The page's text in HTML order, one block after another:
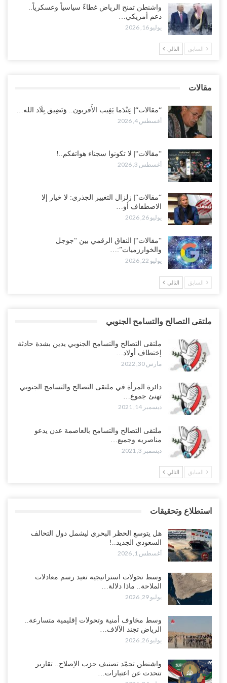
“تعز“| مع اقتراب إعادة الهيكلة السعودية.. سباق بين طارق والإصلاح
لإشعال حرب..!
أغسطس 2, 2026
أغسطس 2, 2026
واشنطن تمنح الرياض غطاءً سياسياً وعسكرياً..
دعم أمريكي…
يوليو 16, 2026
السابق التالي
مقالات
“مقالات“| عِنْدَما يَغِيب الأَقربون.. وَتَضِيق بِلَاد الله…
أغسطس 4, 2026
“مقالات“| لا تكونوا سجناء هواتفكم..!
أغسطس 3, 2026
“مقالات“| زلزال التغيير الجذري: لا خيار إلا
الاصطفاف أو…
يوليو 26, 2026
“مقالات“| النفاق الرقمي بين “جوجل
والخوارزميات”:…
يوليو 22, 2026
السابق التالي
ملتقى التصالح والتسامح الجنوبي
ملتقى التصالح والتسامح الجنوبي يدين بشدة حادثة
إختطاف أولاد…
مارس 30, 2022
دائرة المرأة في ملتقى التصالح والتسامح الجنوبي
تهنئ جموع…
ديسمبر 14, 2021
ملتقى التصالح والتسامح بالعاصمة عدن يدعو
مناصريه وجميع…
ديسمبر 3, 2021
السابق التالي
استطلاع وتحقيقات
هل يتوسع الحظر البحري ليشمل دول التحالف
السعودي الجديد..!
أغسطس 1, 2026
وسط تحولات استراتيجية تعيد رسم معادلات
الملاحة.. ماذا دلالة…
يوليو 29, 2026
وسط مخاوف أمنية وتحولات إقليمية متسارعة..
الرياض تجند الآلاف…
يوليو 26, 2026
واشنطن تجمّد تصنيف حزب الإصلاح.. تقارير
تتحدث عن اعتبارات…